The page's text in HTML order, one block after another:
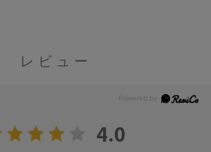
レビュー
4.0